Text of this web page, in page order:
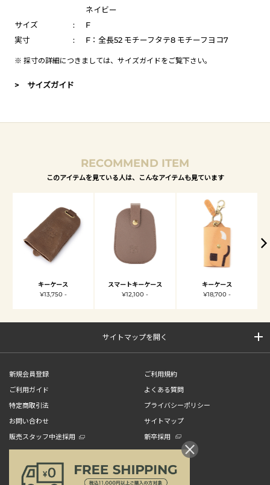
ネイビー
サイズ
:
F
実寸
: F：全長52 モチーフタテ8 モチーフヨコ7
※ 採寸の詳細につきましては、 サイズガイドをご覧下さい。
> サイズガイド
RECOMMEND ITEM
このアイテムを見ている人は、こんなアイテムも見ています
キーケース
¥13,750 -
スマートキーケース
¥12,100 -
キーケース
¥18,700 -
サイトマップを開く
新規会員登録
ご利用規約
ご利用ガイド
よくある質問
特定商取引法
プライバシーポリシー
お問い合わせ
サイトマップ
販売スタッフ中途採用
新卒採用